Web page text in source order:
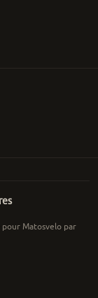
Matosvelo par